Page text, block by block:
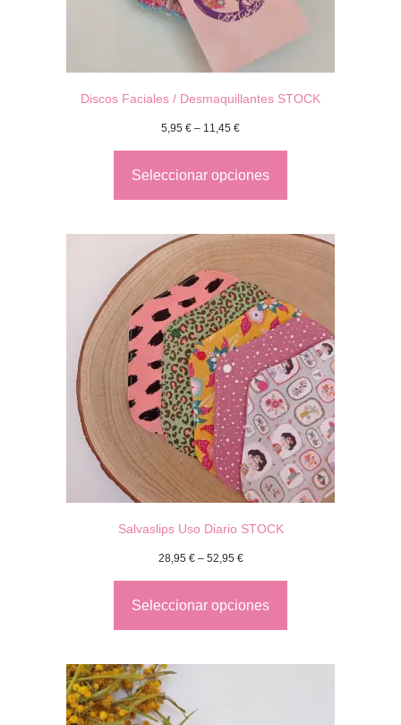
Discos Faciales / Desmaquillantes STOCK
5,95 € – 11,45 €
Seleccionar opciones
Salvaslips Uso Diario STOCK
28,95 € – 52,95 €
Seleccionar opciones